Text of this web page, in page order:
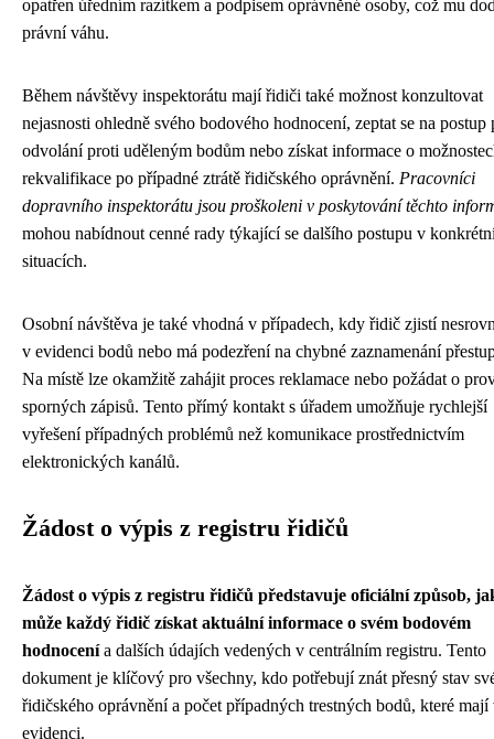
opatřen úředním razítkem a podpisem oprávněné osoby, což mu
právní váhu.
Během návštěvy inspektorátu mají řidiči také možnost konzultovat
nejasnosti ohledně svého bodového hodnocení, zeptat se na postup
odvolání proti uděleným bodům nebo získat informace o
rekvalifikace po případné ztrátě řidičského oprávnění. Pracovníci
dopravního inspektorátu jsou proškoleni v poskytování těchto
mohou nabídnout cenné rady týkající se dalšího postupu v
situacích.
Osobní návštěva je také vhodná v případech, kdy řidič zjistí
v evidenci bodů nebo má podezření na chybné zaznamenání
Na místě lze okamžitě zahájit proces reklamace nebo požádat o
sporných zápisů. Tento přímý kontakt s úřadem umožňuje rychlejší
vyřešení případných problémů než komunikace prostřednictvím
elektronických kanálů.
Žádost o výpis z registru řidičů
Žádost o výpis z registru řidičů představuje oficiální způsob,
může každý řidič získat aktuální informace o svém bodovém
hodnocenía dalších údajích vedených v centrálním registru. Tento
dokument je klíčový pro všechny, kdo potřebují znát přesný stav
řidičského oprávnění a počet případných trestných bodů, které mají
evidenci.